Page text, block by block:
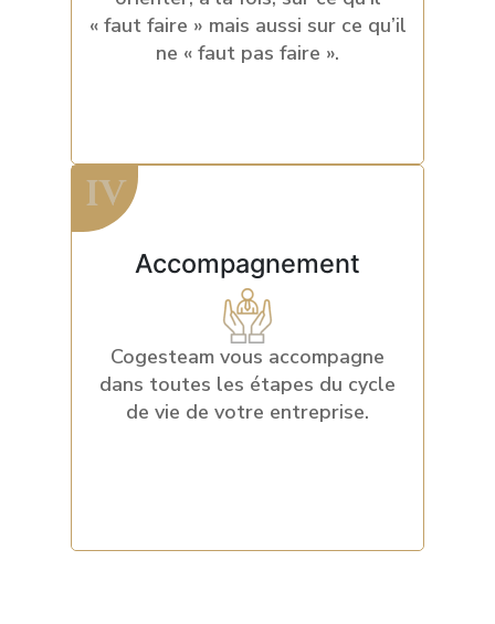
Un RDV ?
contactez-nous
« faut faire » mais aussi sur ce qu’il
ne « faut pas faire ».
IV
Une question ?
Un RDV ?
contactez-nous
IV
Accompagnement
Cogesteam vous accompagne
dans toutes les étapes du cycle
de vie de votre entreprise.